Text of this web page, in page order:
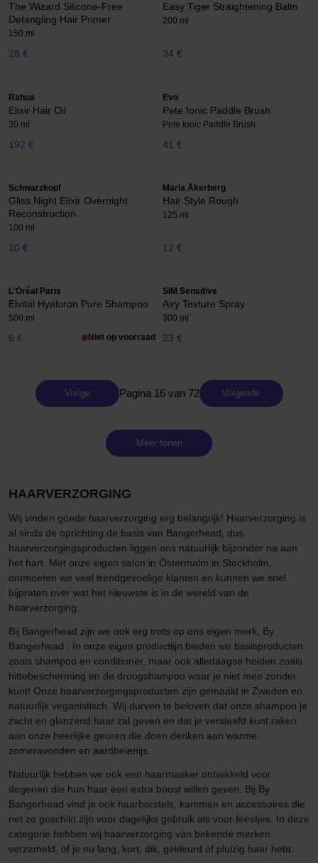
The Wizard Silicone-Free
Detangling Hair Primer
150 ml
28 €
Easy Tiger Straightening Balm
200 ml
34 €
Rahua
Elixir Hair Oil
30 ml
192 €
Evo
Pete Ionic Paddle Brush
Pete Ionic Paddle Brush
41 €
Schwarzkopf
Gliss Night Elixir Overnight
Reconstruction
100 ml
10 €
Maria Åkerberg
Hair Style Rough
125 ml
12 €
L'Oréal Paris
Elvital Hyaluron Pure Shampoo
500 ml
6 € Niet op voorraad
SIM Sensitive
Airy Texture Spray
300 ml
23 €
Vorige Pagina 16 van 72 Volgende
Meer tonen
HAARVERZORGING
Wij vinden goede haarverzorging erg belangrijk! Haarverzorging is
al sinds de oprichting de basis van Bangerhead, dus
haarverzorgingsproducten liggen ons natuurlijk bijzonder na aan
het hart. Met onze eigen salon in Östermalm in Stockholm,
ontmoeten we veel trendgevoelige klanten en kunnen we snel
bijpraten over wat het nieuwste is in de wereld van de
haarverzorging.
Bij Bangerhead zijn we ook erg trots op ons eigen merk, By
Bangerhead . In onze eigen productlijn bieden we basisproducten
zoals shampoo en conditioner, maar ook alledaagse helden zoals
hittebescherming en de droogshampoo waar je niet mee zonder
kunt! Onze haarverzorgingsproducten zijn gemaakt in Zweden en
natuurlijk veganistisch. Wij durven te beloven dat onze shampoo je
zacht en glanzend haar zal geven en dat je verslaafd kunt raken
aan onze heerlijke geuren die doen denken aan warme
zomeravonden en aardbeienijs.
Natuurlijk hebben we ook een haarmasker ontwikkeld voor
degenen die hun haar een extra boost willen geven. Bij By
Bangerhead vind je ook haarborstels, kammen en accessoires die
net zo geschikt zijn voor dagelijks gebruik als voor feestjes. In deze
categorie hebben wij haarverzorging van bekende merken
verzameld, of je nu lang, kort, dik, gekleurd of pluizig haar hebt.